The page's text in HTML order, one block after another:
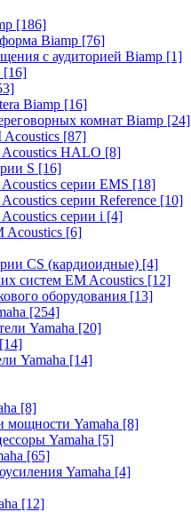
[186]
Biamp [76]
с аудиторией Biamp [1]
[16]
Biamp [16]
комнат Biamp [24]
Acoustics [87]
HALO [8]
S [16]
серии EMS [18]
серии Reference [10]
серии i [4]
Acoustics [6]
CS (кардиоидные) [4]
систем EM Acoustics [12]
оборудования [13]
[254]
Yamaha [20]
[14]
Yamaha [14]
[8]
мощности Yamaha [8]
Yamaha [5]
[65]
Yamaha [4]
[12]